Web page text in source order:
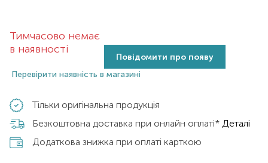
Тимчасово немає
в наявності
Повідомити про появу
Перевірити наявність в магазині
Тільки оригінальна продукція
Безкоштовна доставка при онлайн оплаті* Деталі
Додаткова знижка при оплаті карткою